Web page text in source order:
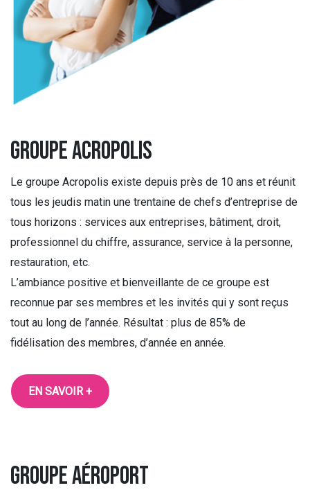
groupe acropolis
Le groupe Acropolis existe depuis près de 10 ans et réunit
tous les jeudis matin une trentaine de chefs d’entreprise de
tous horizons : services aux entreprises, bâtiment, droit,
professionnel du chiffre, assurance, service à la personne,
restauration, etc.
L’ambiance positive et bienveillante de ce groupe est
reconnue par ses membres et les invités qui y sont reçus
tout au long de l’année. Résultat : plus de 85% de
fidélisation des membres, d’année en année.
EN SAVOIR +
groupe aéroport